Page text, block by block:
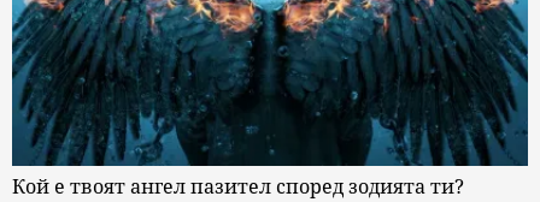
Кой е твоят ангел пазител според зодията ти?